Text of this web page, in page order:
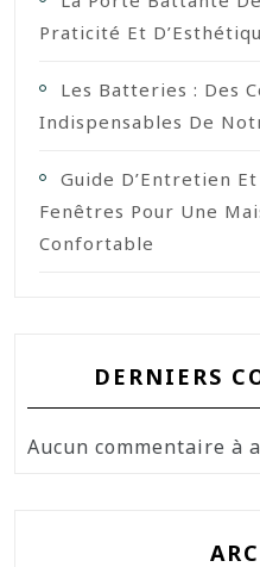
Praticité Et
Les Batteries : Des
Indispensables De
Guide D’Entretien
Fenêtres Pour Une
Confortable
DERNIERS
Aucun commentaire à